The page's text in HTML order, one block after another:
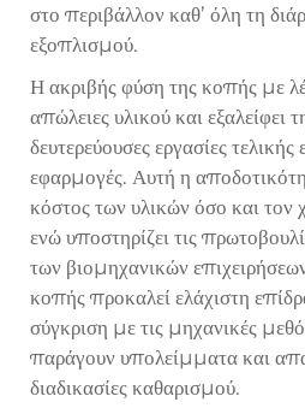
στο περιβάλλον καθ’ όλη τη
εξοπλισμού.
Η ακριβής φύση της κοπής με
απώλειες υλικού και εξαλείφει
δευτερεύουσες εργασίες
εφαρμογές. Αυτή η
κόστος των υλικών όσο και τον
ενώ υποστηρίζει τις
των βιομηχανικών
κοπής προκαλεί ελάχιστη
σύγκριση με τις μηχανικές
παράγουν υπολείμματα και
διαδικασίες καθαρισμού.